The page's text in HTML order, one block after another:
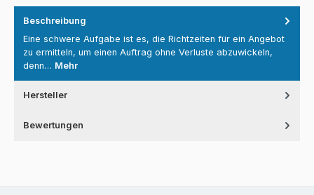
Beschreibung
Eine schwere Aufgabe ist es, die Richtzeiten für ein Angebot
zu ermitteln, um einen Auftrag ohne Verluste abzuwickeln,
denn… Mehr
Hersteller
Bewertungen